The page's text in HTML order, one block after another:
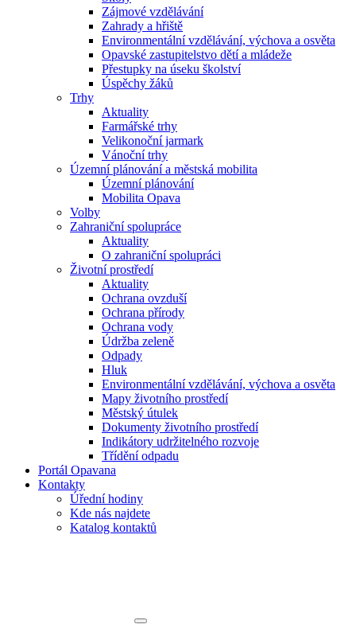
Zájmové vzdělávání
Zahrady a hřiště
Environmentální vzdělávání, výchova a osvěta
Opavské zastupitelstvo dětí a mládeže
Přestupky na úseku školství
Úspěchy žáků
Trhy
Aktuality
Farmářské trhy
Velikonoční jarmark
Vánoční trhy
Územní plánování a městská mobilita
Územní plánování
Mobilita Opava
Volby
Zahraniční spolupráce
Aktuality
O zahraniční spolupráci
Životní prostředí
Aktuality
Ochrana ovzduší
Ochrana přírody
Ochrana vody
Údržba zeleně
Odpady
Hluk
Environmentální vzdělávání, výchova a osvěta
Mapy životního prostředí
Městský útulek
Dokumenty životního prostředí
Indikátory udržitelného rozvoje
Třídění odpadu
Portál Opavana
Kontakty
Úřední hodiny
Kde nás najdete
Katalog kontaktů